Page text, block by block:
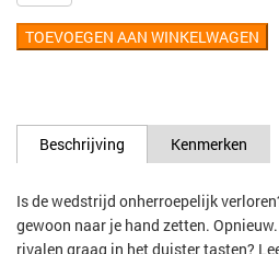
TOEVOEGEN AAN WINKELWAGEN
Beschrijving Kenmerken
Is de wedstrijd onherroepelijk
gewoon naar je hand zetten.
rivalen graag in het duister tasten?